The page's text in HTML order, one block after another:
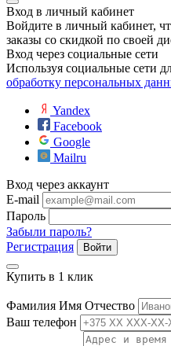
Вход в личный кабинет
Войдите в личный кабинет,
заказы со скидкой по своей
Вход через социальные сети
Используя социальные сети
обработку персональных
Yandex
Facebook
Google
Mailru
Вход через аккаунт
E-mail
Пароль
Забыли пароль?
Регистрация
Войти
Купить в 1 клик
Фамилия Имя Отчество
Ваш телефон